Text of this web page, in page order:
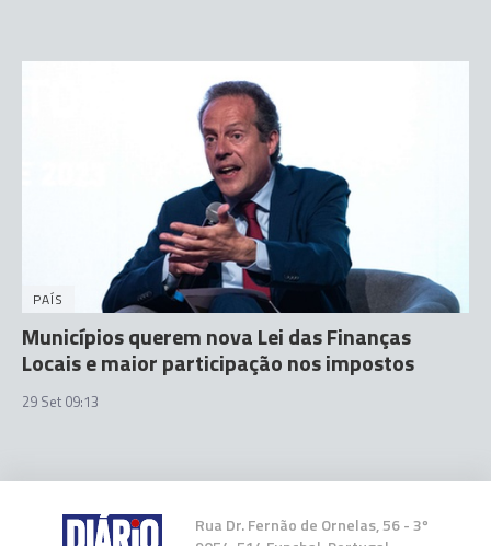
PAÍS
Municípios querem nova Lei das Finanças
Locais e maior participação nos impostos
29 Set 09:13
Rua Dr. Fernão de Ornelas, 56 - 3º